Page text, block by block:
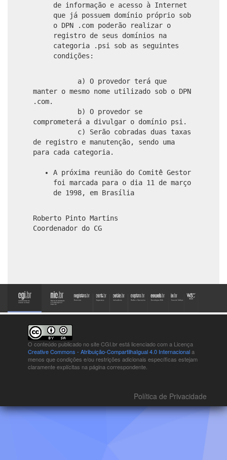
de informação e acesso à Internet
que já possuem domínio próprio sob
o DPN .com poderão realizar o
registro de seus domínios na
categoria .psi sob as seguintes
condições:
a) O provedor terá que
manter o mesmo nome utilizado sob o DPN
.com.
b) O provedor se
comprometerá a divulgar o domínio psi.
c) Serão cobradas duas taxas
de registro e manutenção, sendo uma
para cada categoria.
A próxima reunião do Comitê Gestor
foi marcada para o dia 11 de março
de 1998, em Brasília
Roberto Pinto Martins
Coordenador do CG
O conteúdo publicado no site CGI.br está licenciado com a Licença
Creative Commons - Atribuição-CompartilhaIgual 4.0 Internacionala
menos que condições e/ou restrições adicionais específicas estejam
claramente explícitas na página correspondente.
Política de Privacidade